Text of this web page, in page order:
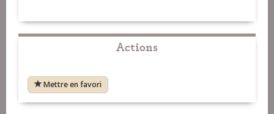
VOIR SUR LA CARTE
Actions
Mettre en favori